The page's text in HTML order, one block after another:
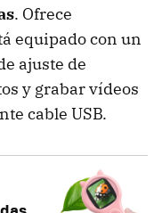
. Ofrece
equipado con un
ajuste de
y grabar vídeos
cable USB.